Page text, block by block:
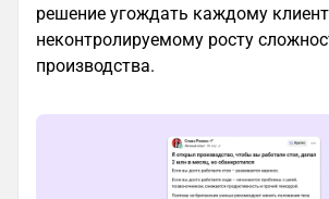
решение угождать каждому
неконтролируемому росту
производства.